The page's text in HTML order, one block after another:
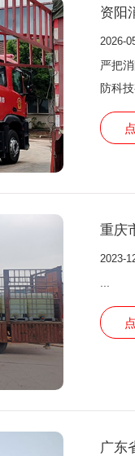
资阳
2026-
严把
防科
重庆
2023-
广东